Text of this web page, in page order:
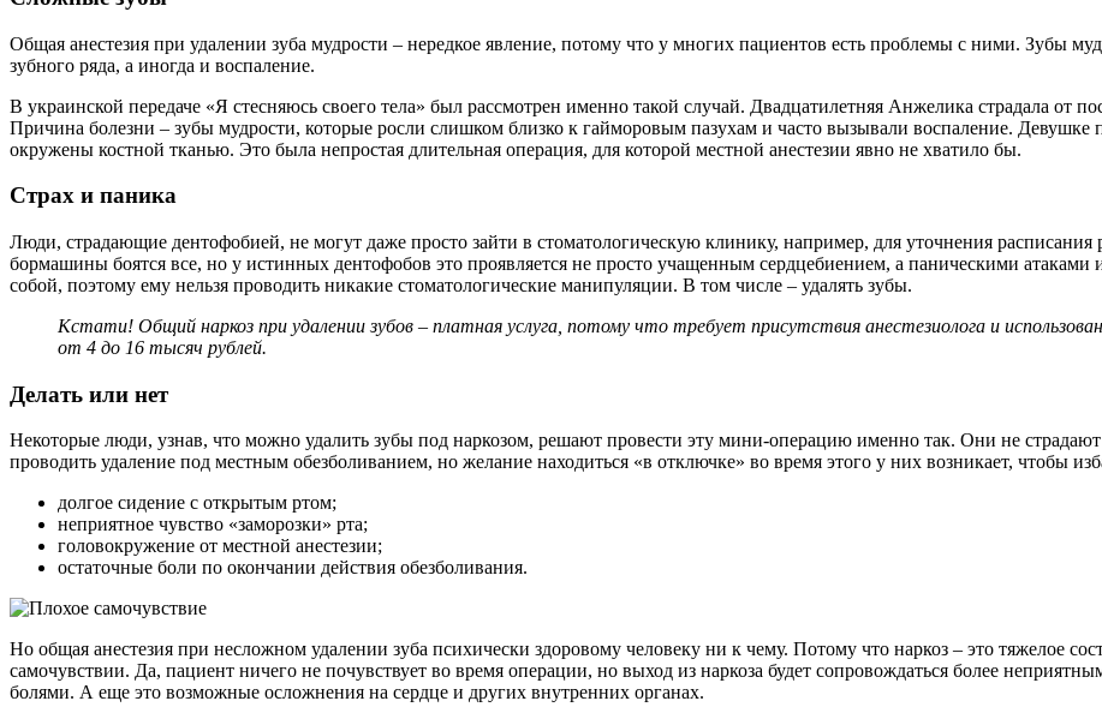
Общая анестезия при удалении зуба мудрости – нередкое явление, потому что у многих пациентов есть проблемы с ними. Зубы
зубного ряда, а иногда и воспаление.
В украинской передаче «Я стесняюсь своего тела» был рассмотрен именно такой случай. Двадцатилетняя Анжелика страдала от
Причина болезни – зубы мудрости, которые росли слишком близко к гайморовым пазухам и часто вызывали воспаление.
окружены костной тканью. Это была непростая длительная операция, для которой местной анестезии явно не хватило бы.
Страх и паника
Люди, страдающие дентофобией, не могут даже просто зайти в стоматологическую клинику, например, для уточнения расписания
бормашины боятся все, но у истинных дентофобов это проявляется не просто учащенным сердцебиением, а паническими
собой, поэтому ему нельзя проводить никакие стоматологические манипуляции. В том числе – удалять зубы.
Кстати! Общий наркоз при удалении зубов – платная услуга, потому что требует присутствия анестезиолога и
от 4 до 16 тысяч рублей.
Делать или нет
Некоторые люди, узнав, что можно удалить зубы под наркозом, решают провести эту мини-операцию именно так. Они не
проводить удаление под местным обезболиванием, но желание находиться «в отключке» во время этого у них возникает, чтобы
долгое сидение с открытым ртом;
неприятное чувство «заморозки» рта;
головокружение от местной анестезии;
остаточные боли по окончании действия обезболивания.
Но общая анестезия при несложном удалении зуба психически здоровому человеку ни к чему. Потому что наркоз – это тяжелое
самочувствии. Да, пациент ничего не почувствует во время операции, но выход из наркоза будет сопровождаться более
болями. А еще это возможные осложнения на сердце и других внутренних органах.